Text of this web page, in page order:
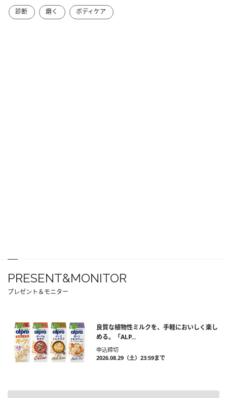
診断 磨く ボディケア
PRESENT&MONITOR
プレゼント＆モニター
良質な植物性ミルクを、手軽においしく楽し
める。「ALP...
申込締切
2026.08.29（土）23:59まで